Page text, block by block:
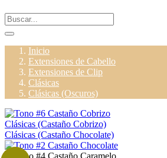
Inicio
Extensiones de Cabello
Extensiones de Clip
Clásicas
Clásicas (Oscuros)
Clásicas (Castaño Cobrizo)
Clásicas (Castaño Chocolate)